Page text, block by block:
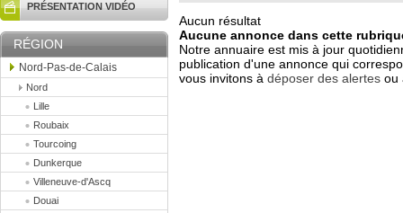
PRÉSENTATION VIDÉO
RÉGION
Nord-Pas-de-Calais
Nord
Lille
Roubaix
Tourcoing
Dunkerque
Villeneuve-d'Ascq
Douai
Aucun résultat
Aucune annonce dans cette
Notre annuaire est mis à jour
publication d'une annonce qui
vous invitons à déposer des alertes ou